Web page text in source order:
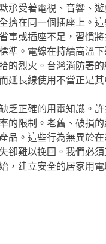
承受著電視、音響、
擠在同一個插座上。
事或插座不足，習慣
準。電線在持續高溫
的烈火。台灣消防署
延長線使用不當正是其
乏正確的用電知識。
的限制。老舊、破損
品。這些行為無異於
卻難以挽回。我們必
，建立安全的居家用